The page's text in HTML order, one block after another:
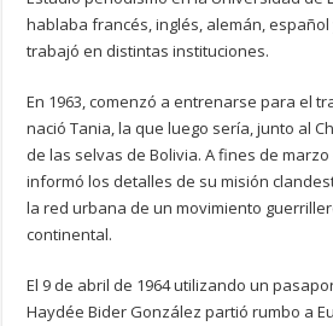
hablaba francés, inglés, alemán,
trabajó en distintas instituciones.
En 1963, comenzó a entrenarse para el
nació Tania, la que luego sería, junto al
de las selvas de Bolivia. A fines de marzo
informó los detalles de su misión
la red urbana de un movimiento
continental.
El 9 de abril de 1964 utilizando un
Haydée Bider González partió rumbo a